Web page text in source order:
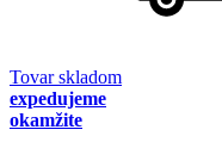
Tovar skladom
expedujeme
okamžite